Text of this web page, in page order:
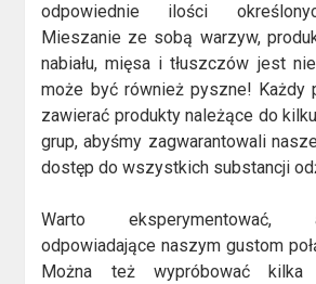
odpowiednie ilości
Mieszanie ze sobą warzyw,
nabiału, mięsa i tłuszczów jest
może być również pyszne! Każdy
zawierać produkty należące do
grup, abyśmy zagwarantowali
dostęp do wszystkich substancji
Warto
odpowiadające naszym gustom
Można też wypróbować kilka